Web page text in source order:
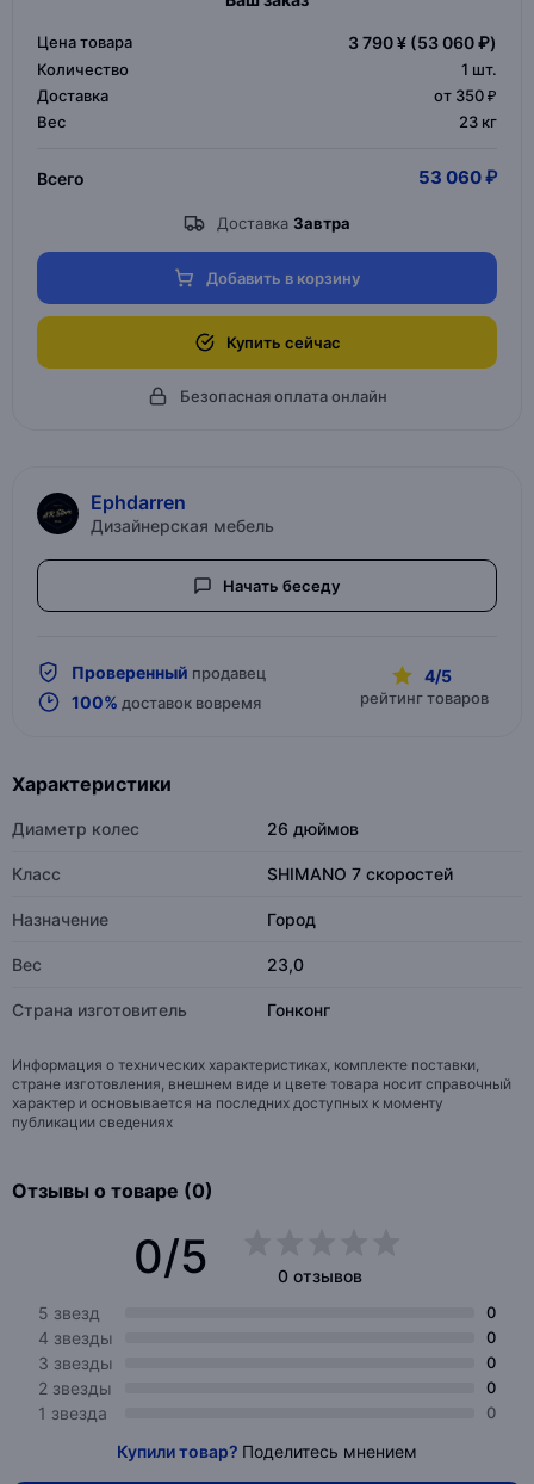
Цена товара 3 790 ¥ (53 060 ₽)
Количество 1 шт.
Доставка
от 350 ₽
Вес
23 кг
Всего 53 060 ₽
Доставка Завтра
Добавить в корзину
Купить сейчас
Безопасная оплата онлайн
Ephdarren
Дизайнерская мебель
Начать беседу
Проверенный продавец
100% доставок вовремя
4/5
рейтинг товаров
Характеристики
Диаметр колес 26 дюймов
Класс SHIMANO 7 скоростей
Назначение Город
Вес 23,0
Страна изготовитель Гонконг
Информация о технических характеристиках, комплекте поставки,
стране изготовления, внешнем виде и цвете товара носит справочный
характер и основывается на последних доступных к моменту
публикации сведениях
Отзывы о товаре (0)
0/5
0 отзывов
5 звезд
0
4 звезды 0
3 звезды 0
2 звезды 0
1 звезда 0
Купили товар? Поделитесь мнением